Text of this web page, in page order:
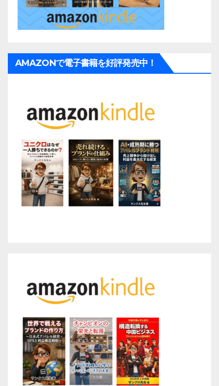
AMAZONで電子書籍を好評発売中！